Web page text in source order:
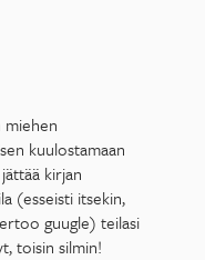
kuulostamaan
kirjan
(esseisti itsekin,
guugle) teilasi
toisin silmin!